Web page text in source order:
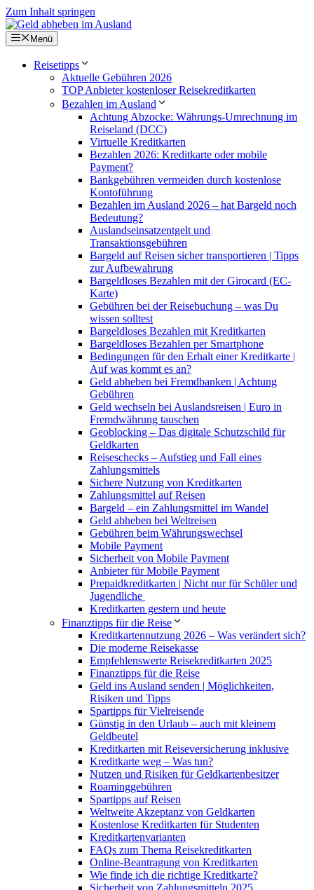
Zum Inhalt springen
Menü
Reisetipps
Aktuelle Gebühren 2026
TOP Anbieter kostenloser Reisekreditkarten
Bezahlen im Ausland
Achtung Abzocke: Währungs-Umrechnung im
Reiseland (DCC)
Virtuelle Kreditkarten
Bezahlen 2026: Kreditkarte oder mobile
Payment?
Bankgebühren vermeiden durch kostenlose
Kontoführung
Bezahlen im Ausland 2026 – hat Bargeld noch
Bedeutung?
Auslandseinsatzentgelt und
Transaktionsgebühren
Bargeld auf Reisen sicher transportieren | Tipps
zur Aufbewahrung
Bargeldloses Bezahlen mit der Girocard (EC-
Karte)
Gebühren bei der Reisebuchung – was Du
wissen solltest
Bargeldloses Bezahlen mit Kreditkarten
Bargeldloses Bezahlen per Smartphone
Bedingungen für den Erhalt einer Kreditkarte |
Auf was kommt es an?
Geld abheben bei Fremdbanken | Achtung
Gebühren
Geld wechseln bei Auslandsreisen | Euro in
Fremdwährung tauschen
Geoblocking – Das digitale Schutzschild für
Geldkarten
Reiseschecks – Aufstieg und Fall eines
Zahlungsmittels
Sichere Nutzung von Kreditkarten
Zahlungsmittel auf Reisen
Bargeld – ein Zahlungsmittel im Wandel
Geld abheben bei Weltreisen
Gebühren beim Währungswechsel
Mobile Payment
Sicherheit von Mobile Payment
Anbieter für Mobile Payment
Prepaidkreditkarten | Nicht nur für Schüler und
Jugendliche
Kreditkarten gestern und heute
Finanztipps für die Reise
Kreditkartennutzung 2026 – Was verändert sich?
Die moderne Reisekasse
Empfehlenswerte Reisekreditkarten 2025
Finanztipps für die Reise
Geld ins Ausland senden | Möglichkeiten,
Risiken und Tipps
Spartipps für Vielreisende
Günstig in den Urlaub – auch mit kleinem
Geldbeutel
Kreditkarten mit Reiseversicherung inklusive
Kreditkarte weg – Was tun?
Nutzen und Risiken für Geldkartenbesitzer
Roaminggebühren
Spartipps auf Reisen
Weltweite Akzeptanz von Geldkarten
Kostenlose Kreditkarten für Studenten
Kreditkartenvarianten
FAQs zum Thema Reisekreditkarten
Online-Beantragung von Kreditkarten
Wie finde ich die richtige Kreditkarte?